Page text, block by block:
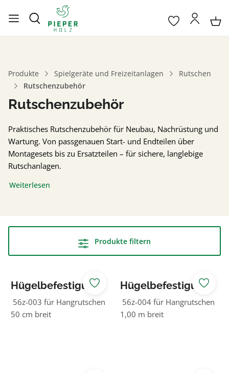
Produkte Spielgeräte und Freizeitanlagen
Rutschen
Rutschenzubehör
Rutschenzubehör
Praktisches Rutschenzubehör für Neubau, Nachrüstung und
Wartung. Von passgenauen Start- und Endteilen über
Montagesets bis zu Ersatzteilen – für sichere, langlebige
Rutschanlagen.
Weiterlesen
Produkte filtern
Hügelbefestigun
g und Einstieg
56z-003 für Hangrutschen
50 cm breit
Hügelbefestigun
g und Einstieg
56z-004 für Hangrutschen
1,00 m breit